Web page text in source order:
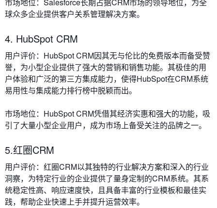
市场地位：Salesforce长期占据CRM市场的领导地位，为全
球众多企业提供客户关系管理解决方案。
4. HubSpot CRM
用户评价：HubSpot CRM因其无与伦比的免费版本而备受赞
誉，为小型企业提供了强大的营销和销售功能。其极佳的用
户体验和广泛的第三方集成能力，使得HubSpot在CRM系统
易用性与集成能力排行榜中脱颖而出。
市场地位：HubSpot CRM凭借其经济实惠和强大的功能，吸
引了大量小型企业用户，成为市场上备受关注的品牌之一。
5.红圈CRM
用户评价：红圈CRM以其独特的行业解决方案和深入的行业
洞察，为特定行业的企业提供了量身定制的CRM系统。其系
统稳定性高、响应速度快，且具备丰富的行业模板和最佳实
践，帮助企业快速上手并提升运营效率。